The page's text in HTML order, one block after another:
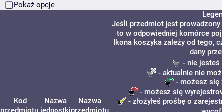
Pokaż opcje
Kod
przedmiotu
Nazwa
jednostki
Nazwa
przedmiotu
Jeśli przedmiot jest prowadzony
to w odpowiedniej komórce
Ikona koszyka zależy od tego,
dany
- nie jesteś
- aktualnie nie
- możesz się
- możesz się
- złożyłeś prośbę o